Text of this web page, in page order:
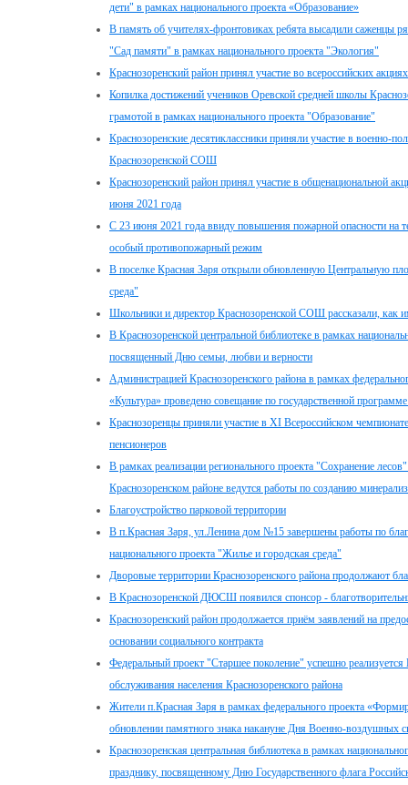
дети" в рамках национального проекта «Образование»
В память об учителях-фронтовиках ребята высадили саженцы
"Сад памяти" в рамках национального проекта "Экология"
Краснозоренский район принял участие во всероссийских
Копилка достижений учеников Оревской средней школы
грамотой в рамках национального проекта "Образование"
Краснозоренские десятиклассники приняли участие в военно-
Краснозоренской СОШ
Краснозоренский район принял участие в общенациональной
июня 2021 года
С 23 июня 2021 года ввиду повышения пожарной опасности на
особый противопожарный режим
В поселке Красная Заря открыли обновленную Центральную
среда"
Школьники и директор Краснозоренской СОШ рассказали, как
В Краснозоренской центральной библиотеке в рамках
посвященный Дню семьи, любви и верности
Администрацией Краснозоренского района в рамках
«Культура» проведено совещание по государственной
Краснозоренцы приняли участие в XI Всероссийском
пенсионеров
В рамках реализации регионального проекта "Сохранение
Краснозоренском районе ведутся работы по созданию
Благоустройство парковой территории
В п.Красная Заря, ул.Ленина дом №15 завершены работы по
национального проекта "Жилье и городская среда"
Дворовые территории Краснозоренского района продолжают
В Краснозоренской ДЮСШ появился спонсор -
Краснозоренский район продолжается приём заявлений на
основании социального контракта
Федеральный проект "Старшее поколение" успешно
обслуживания населения Краснозоренского района
Жители п.Красная Заря в рамках федерального проекта
обновлении памятного знака накануне Дня Военно-воздушных
Краснозоренская центральная библиотека в рамках
празднику, посвященному Дню Государственного флага